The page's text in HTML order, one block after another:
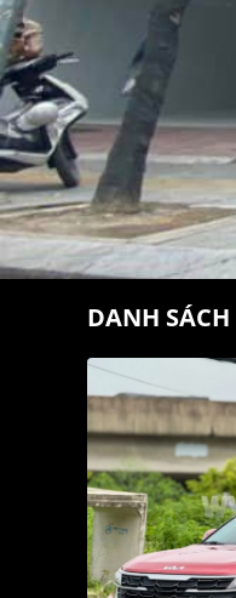
DANH